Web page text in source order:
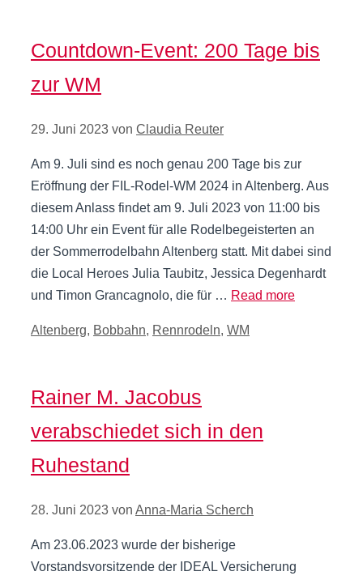
Countdown-Event: 200 Tage bis
zur WM
29. Juni 2023 von Claudia Reuter
Am 9. Juli sind es noch genau 200 Tage bis zur
Eröffnung der FIL-Rodel-WM 2024 in Altenberg. Aus
diesem Anlass findet am 9. Juli 2023 von 11:00 bis
14:00 Uhr ein Event für alle Rodelbegeisterten an
der Sommerrodelbahn Altenberg statt. Mit dabei sind
die Local Heroes Julia Taubitz, Jessica Degenhardt
und Timon Grancagnolo, die für … Read more
Kategorien
Altenberg, Bobbahn, Rennrodeln, WM
Rainer M. Jacobus
verabschiedet sich in den
Ruhestand
28. Juni 2023 von Anna-Maria Scherch
Am 23.06.2023 wurde der bisherige
Vorstandsvorsitzende der IDEAL Versicherung